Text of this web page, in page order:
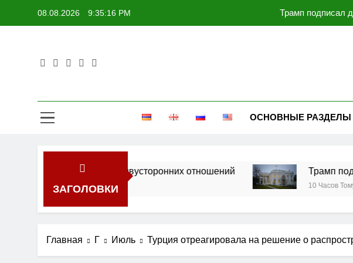
08.08.2026 9:35:16 PM Трамп подписал
Украина работает
Трамп подписал
Украина работает
ОСНОВНЫЕ РАЗДЕЛЫ
ЗАГОЛОВКИ
укрепления двусторонних отношений Трамп подписал
10 Часов Тому Назад
Главная Г Июль Турция отреагировала на решение о